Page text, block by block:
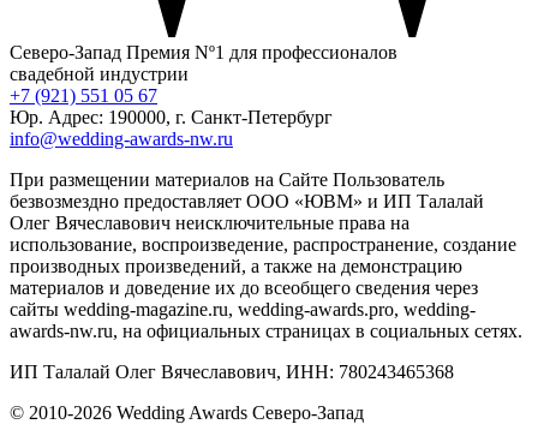
Северо-Запад Премия Nº1 для профессионалов
свадебной индустрии
+7 (921) 551 05 67
Юр. Адрес: 190000, г. Санкт-Петербург
info@wedding-awards-nw.ru
При размещении материалов на Сайте Пользователь
безвозмездно предоставляет ООО «ЮВМ» и ИП Талалай
Олег Вячеславович неисключительные права на
использование, воспроизведение, распространение, создание
производных произведений, а также на демонстрацию
материалов и доведение их до всеобщего сведения через
сайты wedding-magazine.ru, wedding-awards.pro, wedding-
awards-nw.ru, на официальных страницах в социальных сетях.
ИП Талалай Олег Вячеславович, ИНН: 780243465368
© 2010-2026 Wedding Awards Северо-Запад